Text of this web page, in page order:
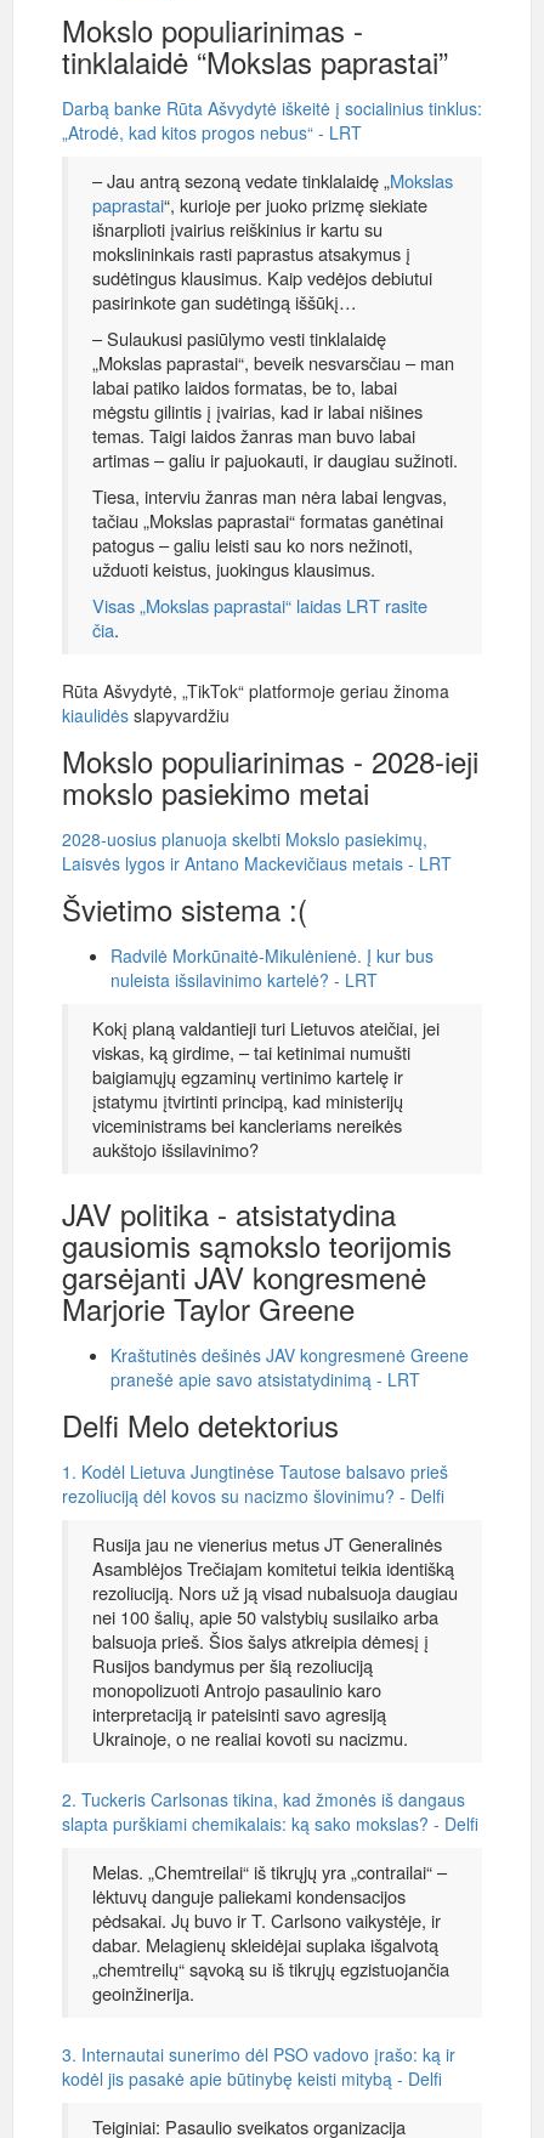
Mokslo populiarinimas -
tinklalaidė “Mokslas paprastai”
Darbą banke Rūta Ašvydytė iškeitė į socialinius tinklus:
„Atrodė, kad kitos progos nebus“ - LRT
– Jau antrą sezoną vedate tinklalaidę „Mokslas
paprastai“, kurioje per juoko prizmę siekiate
išnarplioti įvairius reiškinius ir kartu su
mokslininkais rasti paprastus atsakymus į
sudėtingus klausimus. Kaip vedėjos debiutui
pasirinkote gan sudėtingą iššūkį…
– Sulaukusi pasiūlymo vesti tinklalaidę
„Mokslas paprastai“, beveik nesvarsčiau – man
labai patiko laidos formatas, be to, labai
mėgstu gilintis į įvairias, kad ir labai nišines
temas. Taigi laidos žanras man buvo labai
artimas – galiu ir pajuokauti, ir daugiau sužinoti.
Tiesa, interviu žanras man nėra labai lengvas,
tačiau „Mokslas paprastai“ formatas ganėtinai
patogus – galiu leisti sau ko nors nežinoti,
užduoti keistus, juokingus klausimus.
Visas „Mokslas paprastai“ laidas LRT rasite
čia.
Rūta Ašvydytė, „TikTok“ platformoje geriau žinoma
kiaulidės slapyvardžiu
Mokslo populiarinimas - 2028-ieji
mokslo pasiekimo metai
2028-uosius planuoja skelbti Mokslo pasiekimų,
Laisvės lygos ir Antano Mackevičiaus metais - LRT
Švietimo sistema :(
Radvilė Morkūnaitė-Mikulėnienė. Į kur bus
nuleista išsilavinimo kartelė? - LRT
Kokį planą valdantieji turi Lietuvos ateičiai, jei
viskas, ką girdime, – tai ketinimai numušti
baigiamųjų egzaminų vertinimo kartelę ir
įstatymu įtvirtinti principą, kad ministerijų
viceministrams bei kancleriams nereikės
aukštojo išsilavinimo?
JAV politika - atsistatydina
gausiomis sąmokslo teorijomis
garsėjanti JAV kongresmenė
Marjorie Taylor Greene
Kraštutinės dešinės JAV kongresmenė Greene
pranešė apie savo atsistatydinimą - LRT
Delfi Melo detektorius
1. Kodėl Lietuva Jungtinėse Tautose balsavo prieš
rezoliuciją dėl kovos su nacizmo šlovinimu? - Delfi
Rusija jau ne vienerius metus JT Generalinės
Asamblėjos Trečiajam komitetui teikia identišką
rezoliuciją. Nors už ją visad nubalsuoja daugiau
nei 100 šalių, apie 50 valstybių susilaiko arba
balsuoja prieš. Šios šalys atkreipia dėmesį į
Rusijos bandymus per šią rezoliuciją
monopolizuoti Antrojo pasaulinio karo
interpretaciją ir pateisinti savo agresiją
Ukrainoje, o ne realiai kovoti su nacizmu.
2. Tuckeris Carlsonas tikina, kad žmonės iš dangaus
slapta purškiami chemikalais: ką sako mokslas? - Delfi
Melas. „Chemtreilai“ iš tikrųjų yra „contrailai“ –
lėktuvų danguje paliekami kondensacijos
pėdsakai. Jų buvo ir T. Carlsono vaikystėje, ir
dabar. Melagienų skleidėjai suplaka išgalvotą
„chemtreilų“ sąvoką su iš tikrųjų egzistuojančia
geoinžinerija.
3. Internautai sunerimo dėl PSO vadovo įrašo: ką ir
kodėl jis pasakė apie būtinybę keisti mitybą - Delfi
Teiginiai: Pasaulio sveikatos organizacija